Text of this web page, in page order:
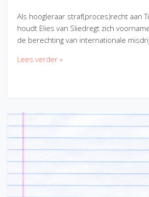
Als hoogleraar straf(proces)recht aan
houdt Elies van Sliedregt zich
de berechting van internationale
Lees verder »